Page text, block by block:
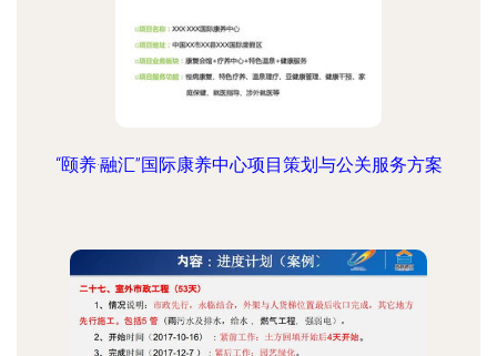
“颐养·融汇”国际康养中心项目策划与公关服务方案